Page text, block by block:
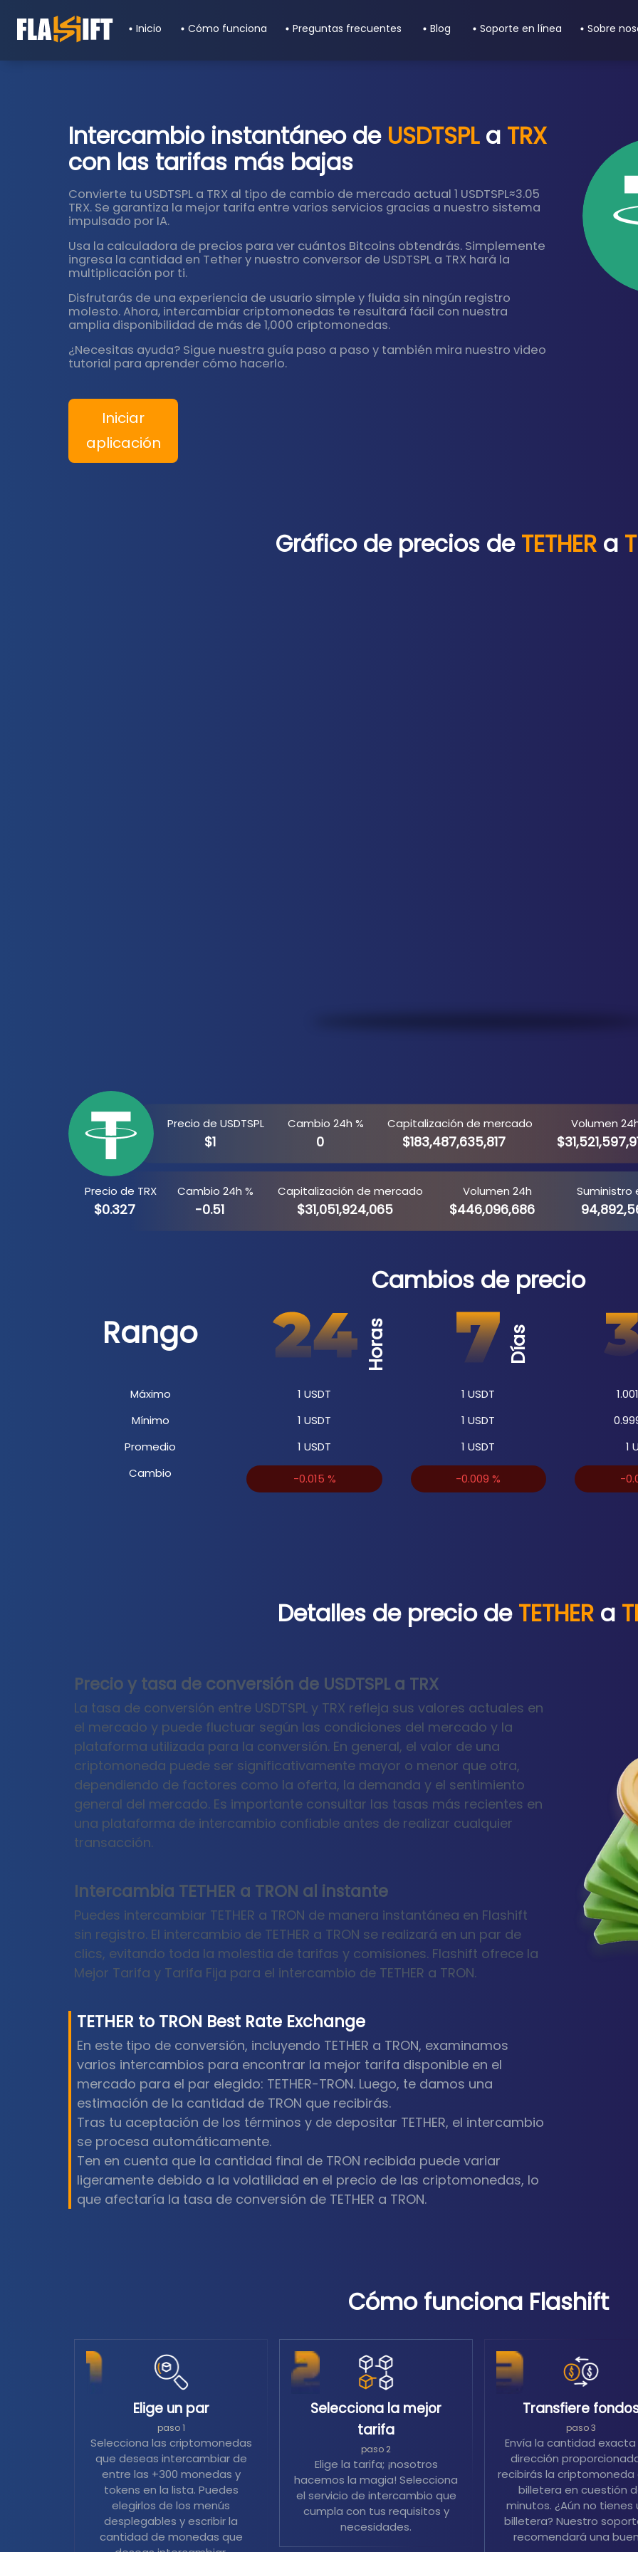
Inicio Cómo funciona Preguntas frecuentes Blog Soporte en línea Sobre
Intercambio instantáneo de USDTSPLa TRX
con las tarifas más bajas
Convierte tu USDTSPL a TRX al tipo de cambio de mercado actual 1 USDTSPL≈3.05
TRX. Se garantiza la mejor tarifa entre varios servicios gracias a nuestro sistema
impulsado por IA.
Usa la calculadora de precios para ver cuántos Bitcoins obtendrás. Simplemente
ingresa la cantidad en Tether y nuestro conversor de USDTSPL a TRX hará la
multiplicación por ti.
Disfrutarás de una experiencia de usuario simple y fluida sin ningún registro
molesto. Ahora, intercambiar criptomonedas te resultará fácil con nuestra
amplia disponibilidad de más de 1,000 criptomonedas.
¿Necesitas ayuda? Sigue nuestra guía paso a paso y también mira nuestro video
tutorial para aprender cómo hacerlo.
Iniciar
aplicación
Gráfico de precios de TETHERa
Precio de USDTSPL Cambio 24h % Capitalización de mercado Volumen
$1 0 $183,487,635,817
Precio de TRX Cambio 24h % Capitalización de mercado Volumen 24h Suministro
$0.327 -0.51 $31,051,924,065 $446,096,686
Cambios de precio
Rango
Máximo
Mínimo
Promedio
Cambio
Horas
1 USDT
1 USDT
1 USDT
-0.015 %
Días
1 USDT
1 USDT
1 USDT
-0.009 %
1.001
1
-
Detalles de precio de TETHER a
Precio y tasa de conversión de USDTSPL a TRX
La tasa de conversión entre USDTSPL y TRX refleja sus valores actuales en
el mercado y puede fluctuar según las condiciones del mercado y la
plataforma utilizada para la conversión. En general, el valor de una
criptomoneda puede ser significativamente mayor o menor que otra,
dependiendo de factores como la oferta, la demanda y el sentimiento
general del mercado. Es importante consultar las tasas más recientes en
una plataforma de intercambio confiable antes de realizar cualquier
transacción.
Intercambia TETHER a TRON al instante
Puedes intercambiar TETHER a TRON de manera instantánea en Flashift
sin registro. El intercambio de TETHER a TRON se realizará en un par de
clics, evitando toda la molestia de tarifas y comisiones. Flashift ofrece la
Mejor Tarifa y Tarifa Fija para el intercambio de TETHER a TRON.
TETHER to TRON Best Rate Exchange
En este tipo de conversión, incluyendo TETHER a TRON, examinamos
varios intercambios para encontrar la mejor tarifa disponible en el
mercado para el par elegido: TETHER-TRON. Luego, te damos una
estimación de la cantidad de TRON que recibirás.
Tras tu aceptación de los términos y de depositar TETHER, el intercambio
se procesa automáticamente.
Ten en cuenta que la cantidad final de TRON recibida puede variar
ligeramente debido a la volatilidad en el precio de las criptomonedas, lo
que afectaría la tasa de conversión de TETHER a TRON.
Cómo funciona Flashift
Elige un par
paso 1
Selecciona las criptomonedas
que deseas intercambiar de
entre las +300 monedas y
tokens en la lista. Puedes
elegirlos de los menús
desplegables y escribir la
cantidad de monedas que
Selecciona la mejor
tarifa
paso 2
Elige la tarifa; ¡nosotros
hacemos la magia! Selecciona
el servicio de intercambio que
cumpla con tus requisitos y
necesidades.
Transfiere
paso 3
Envía la cantidad exacta
dirección
recibirás la criptomoneda
billetera en cuestión
minutos. ¿Aún no tienes
billetera? Nuestro
recomendará una